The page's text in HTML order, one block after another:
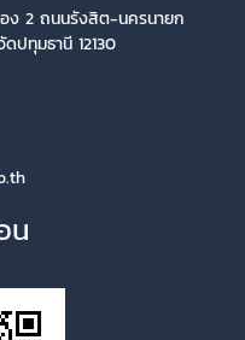
ง 2 ถนนรังสิต-นครนายก
ปทุมธานี 12130
น